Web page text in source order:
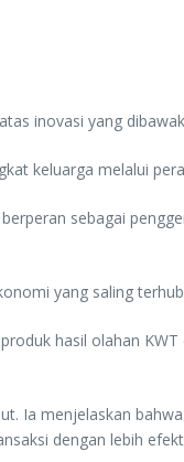
inovasi yang
keluarga melalui
sebagai
yang saling
hasil olahan
Ia menjelaskan
dengan lebih